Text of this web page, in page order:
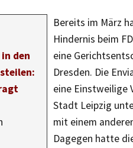
den
Bereits im März
Hindernis beim
eine
Dresden. Die
eine Einstweilige
Stadt Leipzig
mit einem
Dagegen hatte